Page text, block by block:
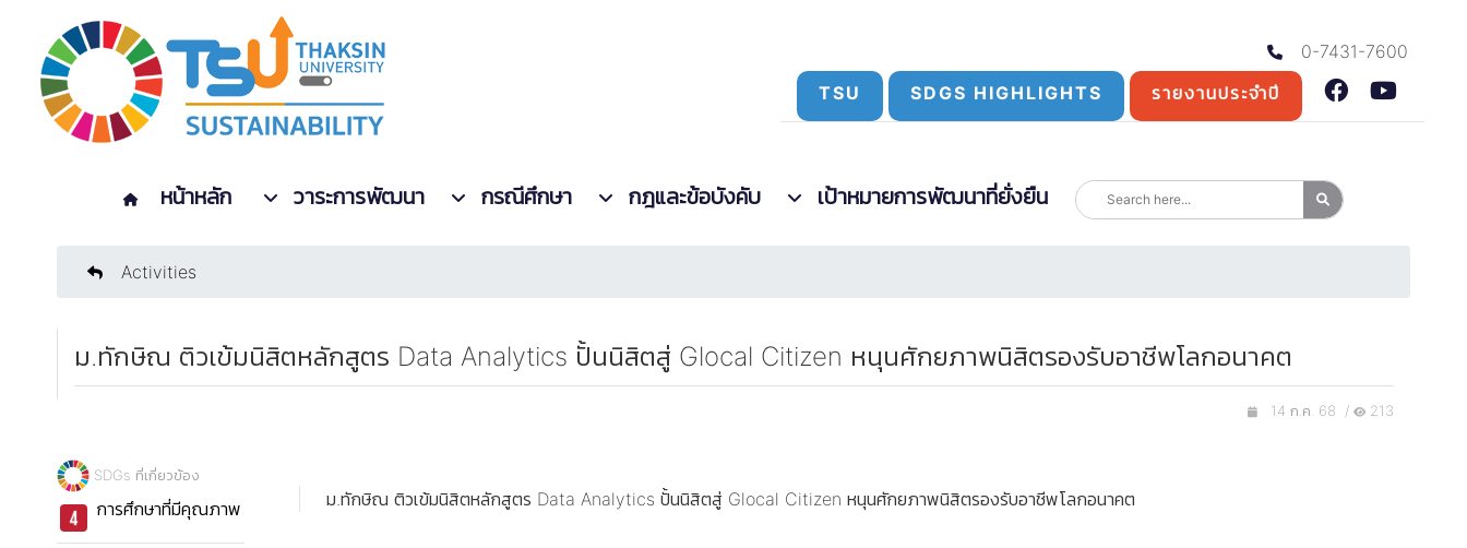
0-7431-7600
TSU
SDGS HIGHLIGHTS รายงานประจำปี
หน้าหลัก วาระการพัฒนา กรณีศึกษา กฎและข้อบังคับ เป้าหมายการพัฒนาที่ยั่งยืน
Activities
ม.ทักษิณ ติวเข้มนิสิตหลักสูตร Data Analytics ปั้นนิสิตสู่ Glocal Citizen หนุนศักยภาพนิสิตรองรับอาชีพโลกอนาคต
14 ก.ค. 68 / 213
SDGs ที่เกี่ยวข้อง
การศึกษาที่มีคุณภาพ ม.ทักษิณ ติวเข้มนิสิตหลักสูตร Data Analytics ปั้นนิสิตสู่ Glocal Citizen หนุนศักยภาพนิสิตรองรับอาชีพโลกอนาคต